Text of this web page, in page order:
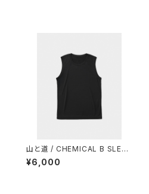
山と道 / CHEMICAL B SLEEV
ELESS（MEN）
¥6,000